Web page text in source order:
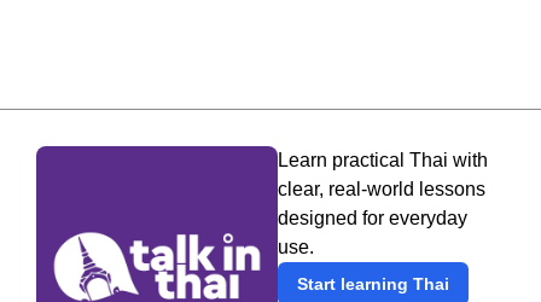
Learn practical Thai with
clear, real-world lessons
designed for everyday
use.
Start learning Thai